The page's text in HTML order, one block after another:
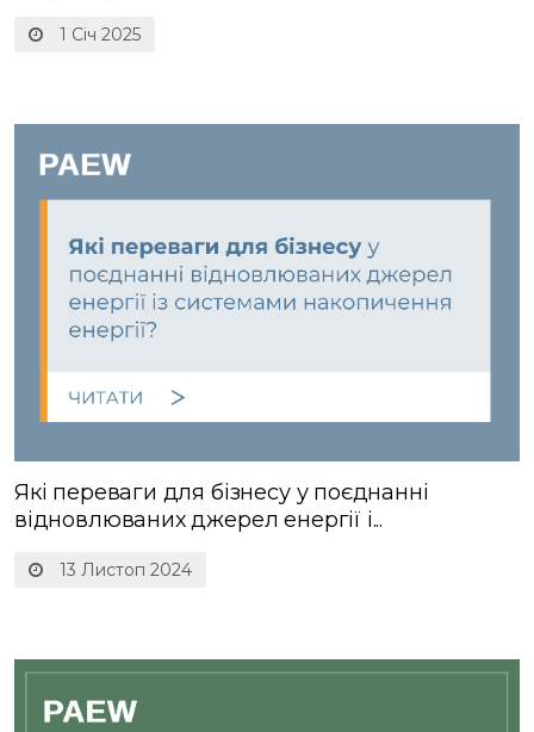
1 Січ 2025
13 Листоп 2024
Які переваги для бізнесу у поєднанні
відновлюваних джерел енергії і...